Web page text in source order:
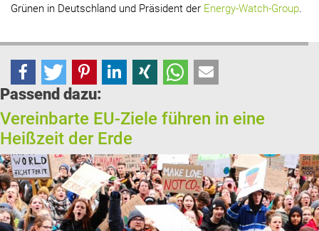
Grünen in Deutschland und Präsident der Energy-Watch-Group.
Passend dazu:
Vereinbarte EU-Ziele führen in eine
Heißzeit der Erde